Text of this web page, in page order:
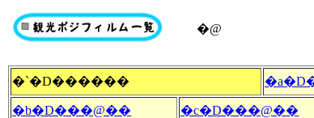
�@
�`�D������
�b�D���@�� �c�D���@��